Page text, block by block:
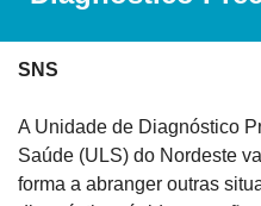
SNS
A Unidade de Diagnóstico
Saúde (ULS) do Nordeste
forma a abranger outras